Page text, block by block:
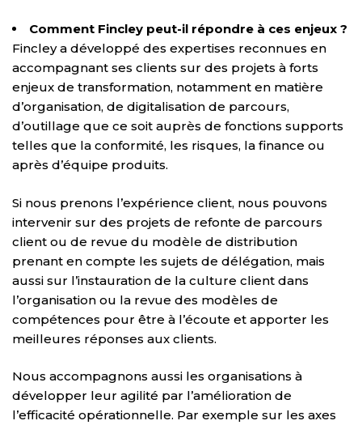
Comment Fincley peut-il répondre à ces enjeux ?
Fincley a développé des expertises reconnues en
accompagnant ses clients sur des projets à forts
enjeux de transformation, notamment en matière
d’organisation, de digitalisation de parcours,
d’outillage que ce soit auprès de fonctions supports
telles que la conformité, les risques, la finance ou
après d’équipe produits.
Si nous prenons l’expérience client, nous pouvons
intervenir sur des projets de refonte de parcours
client ou de revue du modèle de distribution
prenant en compte les sujets de délégation, mais
aussi sur l’instauration de la culture client dans
l’organisation ou la revue des modèles de
compétences pour être à l’écoute et apporter les
meilleures réponses aux clients.
Nous accompagnons aussi les organisations à
développer leur agilité par l’amélioration de
l’efficacité opérationnelle. Par exemple sur les axes